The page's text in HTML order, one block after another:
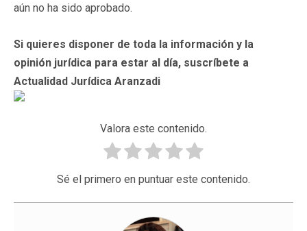
aún no ha sido aprobado.
Si quieres disponer de toda la información y la
opinión jurídica para estar al día, suscríbete a
Actualidad Jurídica Aranzadi
Valora este contenido.
Sé el primero en puntuar este contenido.